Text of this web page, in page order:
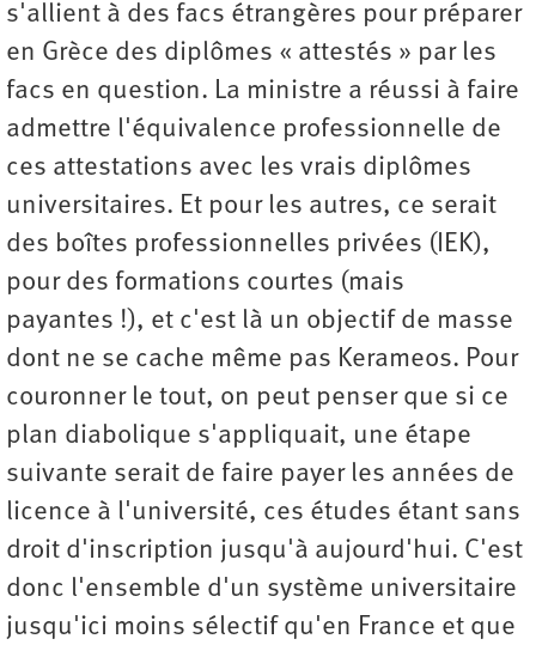
s'allient à des facs étrangères pour préparer
en Grèce des diplômes « attestés » par les
facs en question. La ministre a réussi à faire
admettre l'équivalence professionnelle de
ces attestations avec les vrais diplômes
universitaires. Et pour les autres, ce serait
des boîtes professionnelles privées (IEK),
pour des formations courtes (mais
payantes !), et c'est là un objectif de masse
dont ne se cache même pas Kerameos. Pour
couronner le tout, on peut penser que si ce
plan diabolique s'appliquait, une étape
suivante serait de faire payer les années de
licence à l'université, ces études étant sans
droit d'inscription jusqu'à aujourd'hui. C'est
donc l'ensemble d'un système universitaire
jusqu'ici moins sélectif qu'en France et que